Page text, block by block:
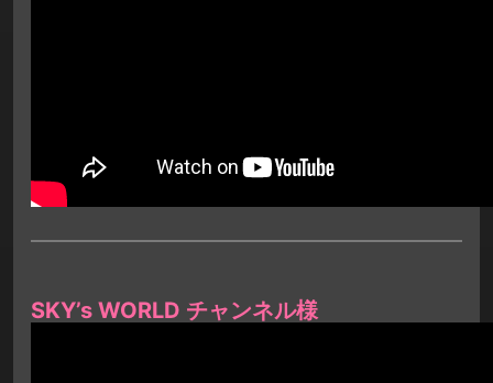
SKY’s WORLD チャンネル様